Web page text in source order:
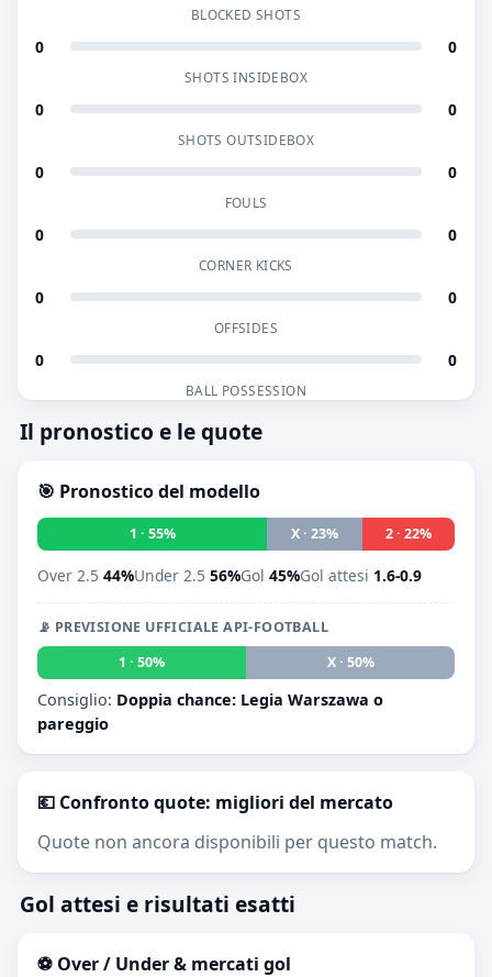
BLOCKED SHOTS
0 0
SHOTS INSIDEBOX
0 0
SHOTS OUTSIDEBOX
0 0
FOULS
0 0
CORNER KICKS
0 0
OFFSIDES
0 0
BALL POSSESSION
Il pronostico e le quote
🎯 Pronostico del modello
1 · 55% X · 23% 2 · 22%
Over 2.5 44%Under 2.5 56%Gol 45%Gol attesi 1.6-0.9
📡 PREVISIONE UFFICIALE API-FOOTBALL
1 · 50%
X · 50%
Consiglio: Doppia chance: Legia Warszawa o
pareggio
💶 Confronto quote: migliori del mercato
Quote non ancora disponibili per questo match.
Gol attesi e risultati esatti
⚽ Over / Under & mercati gol